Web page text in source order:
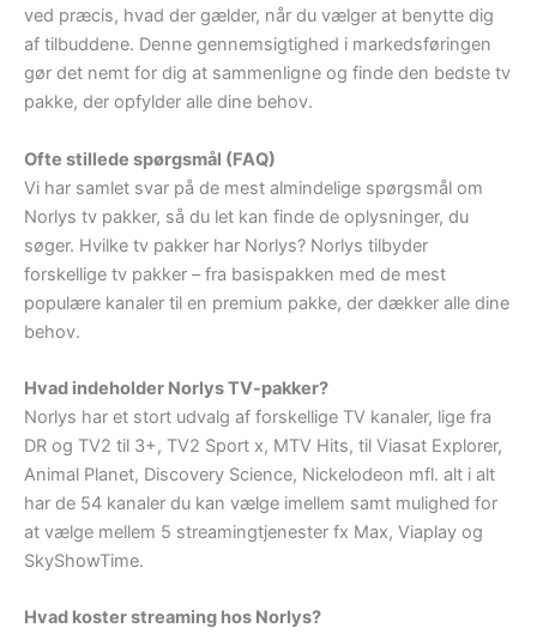
ved præcis, hvad der gælder, når du vælger at benytte dig
af tilbuddene. Denne gennemsigtighed i markedsføringen
gør det nemt for dig at sammenligne og finde den bedste tv
pakke, der opfylder alle dine behov.
Ofte stillede spørgsmål (FAQ)
Vi har samlet svar på de mest almindelige spørgsmål om
Norlys tv pakker, så du let kan finde de oplysninger, du
søger. Hvilke tv pakker har Norlys? Norlys tilbyder
forskellige tv pakker – fra basispakken med de mest
populære kanaler til en premium pakke, der dækker alle dine
behov.
Hvad indeholder Norlys TV-pakker?
Norlys har et stort udvalg af forskellige TV kanaler, lige fra
DR og TV2 til 3+, TV2 Sport x, MTV Hits, til Viasat Explorer,
Animal Planet, Discovery Science, Nickelodeon mfl. alt i alt
har de 54 kanaler du kan vælge imellem samt mulighed for
at vælge mellem 5 streamingtjenester fx Max, Viaplay og
SkyShowTime.
Hvad koster streaming hos Norlys?